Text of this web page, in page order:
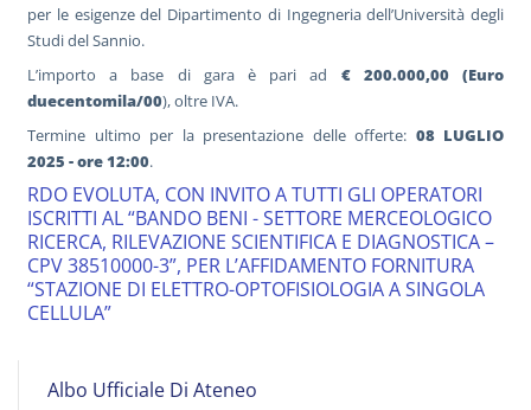
Albo
Albo Ufficiale Di Ateneo
per le esigenze del Dipartimento di Ingegneria dell’Università degli
Studi del Sannio.
L’importo a base di gara è pari ad € 200.000,00 (Euro
duecentomila/00), oltre IVA.
Termine ultimo per la presentazione delle offerte: 08 LUGLIO
2025 - ore 12:00.
RDO EVOLUTA, CON INVITO A TUTTI GLI OPERATORI
ISCRITTI AL “BANDO BENI - SETTORE MERCEOLOGICO
RICERCA, RILEVAZIONE SCIENTIFICA E DIAGNOSTICA –
CPV 38510000-3”, PER L’AFFIDAMENTO FORNITURA
“STAZIONE DI ELETTRO-OPTOFISIOLOGIA A SINGOLA
CELLULA”